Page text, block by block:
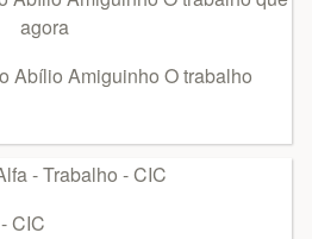
Abílio Amiguinho O trabalho
CIC